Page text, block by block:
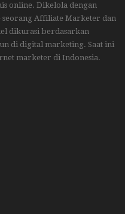
online. Dikelola dengan
seorang Affiliate Marketer dan
dikurasi berdasarkan
di digital marketing. Saat ini
marketer di Indonesia.